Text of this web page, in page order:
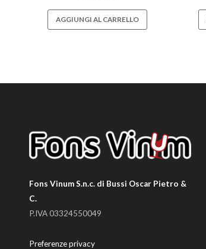
AGGIUNGI AL CARRELLO
Fons Vinum S.n.c. di Bussi Oscar Pietro &
C.
P.IVA 03324550049
Preferenze privacy